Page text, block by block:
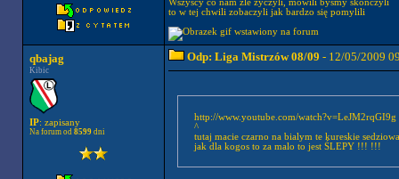
to w tej chwili zobaczyli jak bardzo się pomylili
qbajag
Kibic
IP: zapisany
Na forum od 8599dni
Odp: Liga Mistrzów 08/09 - 12/05/2009
http://www.youtube.com/watch?v=LeJM2rqGI9g
^
tutaj macie czarno na bialym te kureskie
jak dla kogos to za malo to jest ŚLEPY !!! !!!